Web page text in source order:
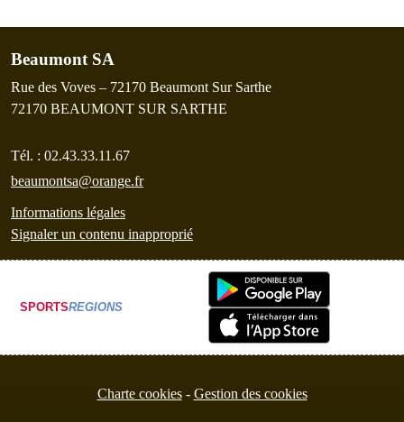
Beaumont SA
Rue des Voves – 72170 Beaumont Sur Sarthe
72170 BEAUMONT SUR SARTHE
Tél. : 02.43.33.11.67
beaumontsa@orange.fr
Informations légales
Signaler un contenu inapproprié
SPORTSREGIONS
Charte cookies Gestion des cookies